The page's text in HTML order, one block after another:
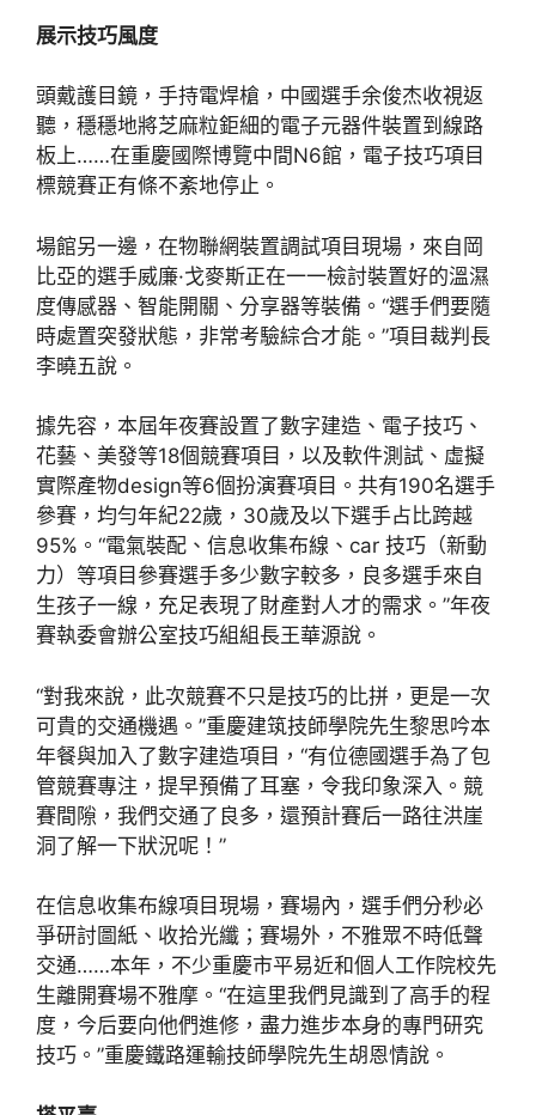
展示技巧風度
頭戴護目鏡，手持電焊槍，中國選手余俊杰收視返
聽，穩穩地將芝麻粒鉅細的電子元器件裝置到線路
板上……在重慶國際博覽中間N6館，電子技巧項目
標競賽正有條不紊地停止。
場館另一邊，在物聯網裝置調試項目現場，來自岡
比亞的選手威廉·戈麥斯正在一一檢討裝置好的溫濕
度傳感器、智能開關、分享器等裝備。“選手們要隨
時處置突發狀態，非常考驗綜合才能。”項目裁判長
李曉五說。
據先容，本屆年夜賽設置了數字建造、電子技巧、
花藝、美發等18個競賽項目，以及軟件測試、虛擬
實際產物design等6個扮演賽項目。共有190名選手
參賽，均勻年紀22歲，30歲及以下選手占比跨越
95%。“電氣裝配、信息收集布線、car 技巧（新動
力）等項目參賽選手多少數字較多，良多選手來自
生孩子一線，充足表現了財產對人才的需求。”年夜
賽執委會辦公室技巧組組長王華源說。
“對我來說，此次競賽不只是技巧的比拼，更是一次
可貴的交通機遇。”重慶建筑技師學院先生黎思吟本
年餐與加入了數字建造項目，“有位德國選手為了包
管競賽專注，提早預備了耳塞，令我印象深入。競
賽間隙，我們交通了良多，還預計賽后一路往洪崖
洞了解一下狀況呢！”
在信息收集布線項目現場，賽場內，選手們分秒必
爭研討圖紙、收拾光纖；賽場外，不雅眾不時低聲
交通……本年，不少重慶市平易近和個人工作院校先
生離開賽場不雅摩。“在這里我們見識到了高手的程
度，今后要向他們進修，盡力進步本身的專門研究
技巧。”重慶鐵路運輸技師學院先生胡恩情說。